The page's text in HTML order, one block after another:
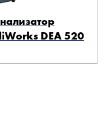
DEA 520